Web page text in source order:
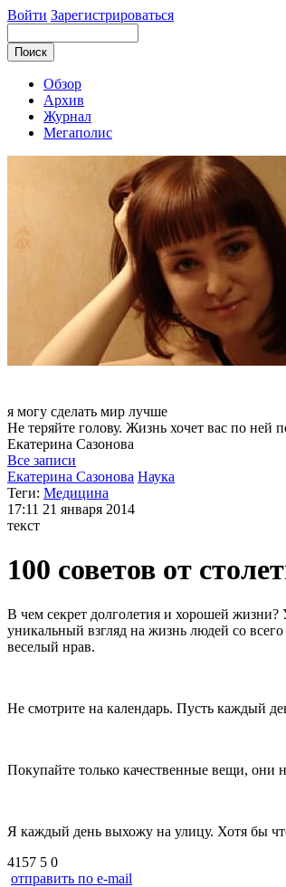
Войти Зарегистрироваться
Обзор
Архив
Журнал
Мегаполис
я могу сделать мир лучше
Не теряйте голову. Жизнь хочет вас по ней
Екатерина Сазонова
Все записи
Екатерина Сазонова Наука
Теги: Медицина
17:11 21 января 2014
текст
100 советов от
В чем секрет долголетия и хорошей жизни?
уникальный взгляд на жизнь людей со
веселый нрав.
Не смотрите на календарь. Пусть каждый
Покупайте только качественные вещи, они
Я каждый день выхожу на улицу. Хотя бы
4157 5 0
отправить по e-mail